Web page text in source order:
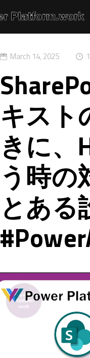
March 14, 2025
キスト
きに、
う時
とある